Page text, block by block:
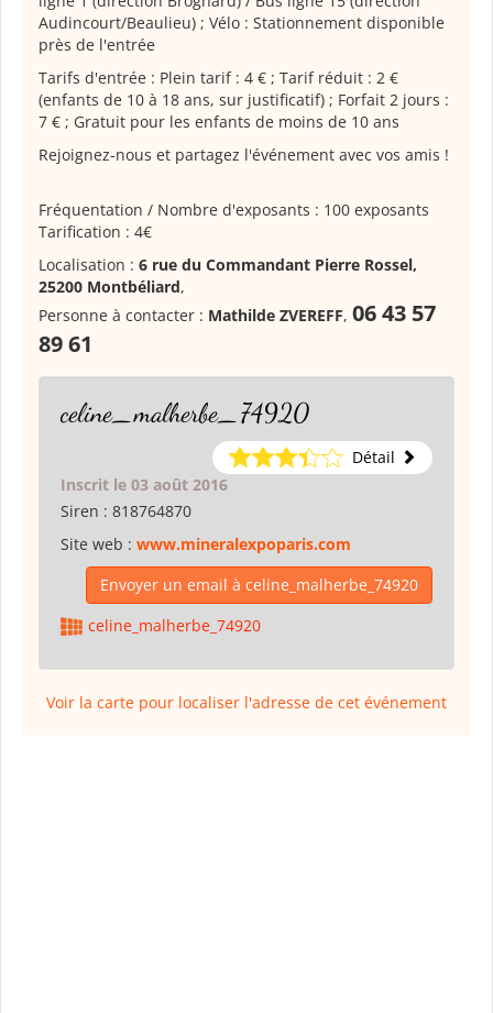
Audincourt/Beaulieu) ; Vélo : Stationnement disponible
près de l'entrée
Tarifs d'entrée : Plein tarif : 4 € ; Tarif réduit : 2 €
(enfants de 10 à 18 ans, sur justificatif) ; Forfait 2 jours :
7 € ; Gratuit pour les enfants de moins de 10 ans
Rejoignez-nous et partagez l'événement avec vos amis !
Fréquentation / Nombre d'exposants : 100 exposants
Tarification : 4€
Localisation : 6 rue du Commandant Pierre Rossel,
25200 Montbéliard,
Personne à contacter : Mathilde ZVEREFF, 06 43 57
89 61
celine_malherbe_74920
Détail
Inscrit le 03 août 2016
Siren : 818764870
Site web : www.mineralexpoparis.com
Envoyer un email à celine_malherbe_74920
celine_malherbe_74920
Voir la carte pour localiser l'adresse de cet événement